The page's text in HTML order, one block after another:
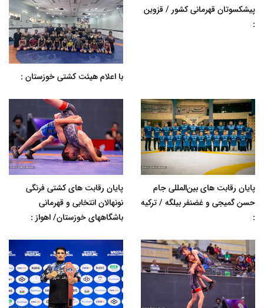
پیشکسوتان قهرمانی کشور / قزوین
:
با اعلام هیئت کشتی خوزستان :
پایان رقابت های بین‌المللی جام
حسن گمیجی و غضنفر بیلگه / ترکیه
:
پایان رقابت های کشتی فرنگی
نونهالان انتخابی و قهرمانی
باشگاههای خوزستان/ اهواز :